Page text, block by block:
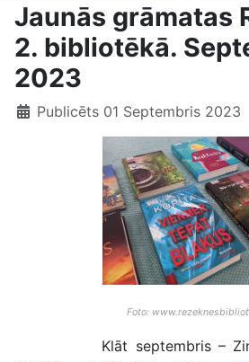
Jaunās grāmatas
2. bibliotēkā.
2023
Publicēts 01 Septembris 2023
Foto:
Klāt septembris – Zinību